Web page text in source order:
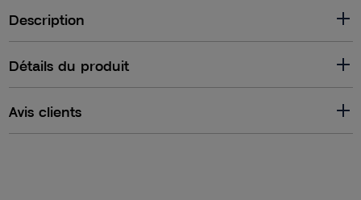
Description
Détails du produit
Avis clients